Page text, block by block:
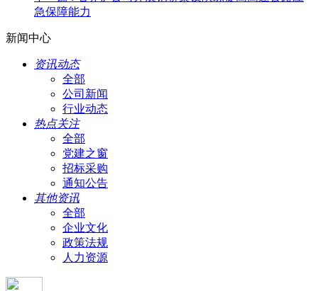
急保障能力
新闻中心
资讯动态
全部
公司新闻
行业动态
热点关注
全部
党建之窗
招标采购
通知公告
其他资讯
全部
企业文化
政策法规
人力资源